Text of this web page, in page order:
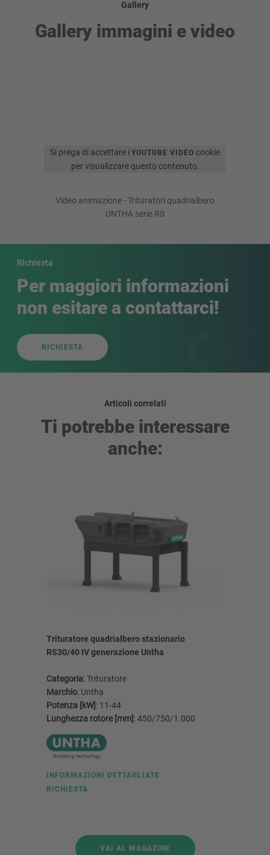
Gallery
Gallery immagini e video
Si prega di accettare iYOUTUBE VIDEO cookie
per visualizzare questo contenuto.
Video animazione - Trituratori quadrialbero
UNTHA serie RS
Richiesta
Per maggiori informazioni
non esitare a contattarci!
RICHIESTA
Articoli correlati
Ti potrebbe interessare
anche:
Trituratore quadrialbero stazionario
RS30/40 IV generazione Untha
Categoria: Trituratore
Marchio: Untha
Potenza [kW]: 11-44
Lunghezza rotore [mm]: 450/750/1.000
INFORMAZIONI DETTAGLIATE
RICHIESTA
VAI AL MAGAZINE